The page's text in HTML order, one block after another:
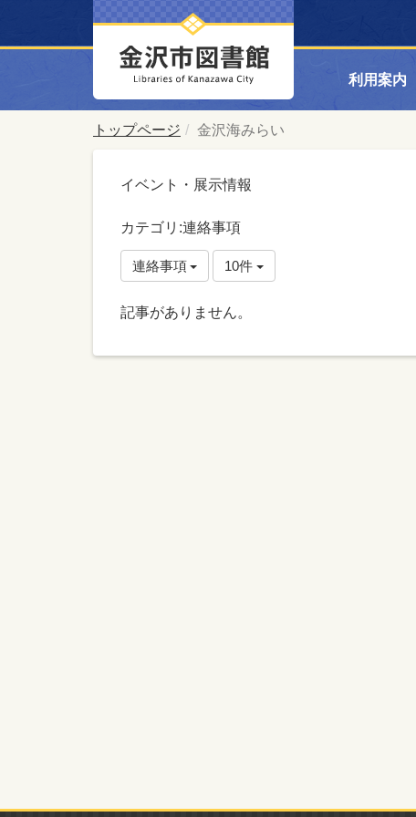
利用案内
トップページ 金沢海みらい
イベント・展示情報
カテゴリ:連絡事項
連絡事項 10件
記事がありません。